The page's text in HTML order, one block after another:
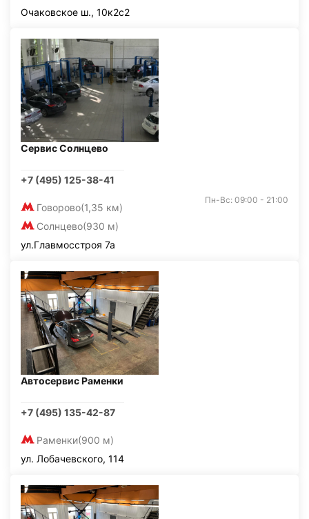
Очаковское ш., 10к2с2
Сервис Солнцево
+7 (495) 125-38-41
Говорово(1,35 км)
Солнцево(930 м)
Пн-Вс: 09:00 - 21:00
ул.Главмосстроя 7а
Автосервис Раменки
+7 (495) 135-42-87
Раменки(900 м)
ул. Лобачевского, 114